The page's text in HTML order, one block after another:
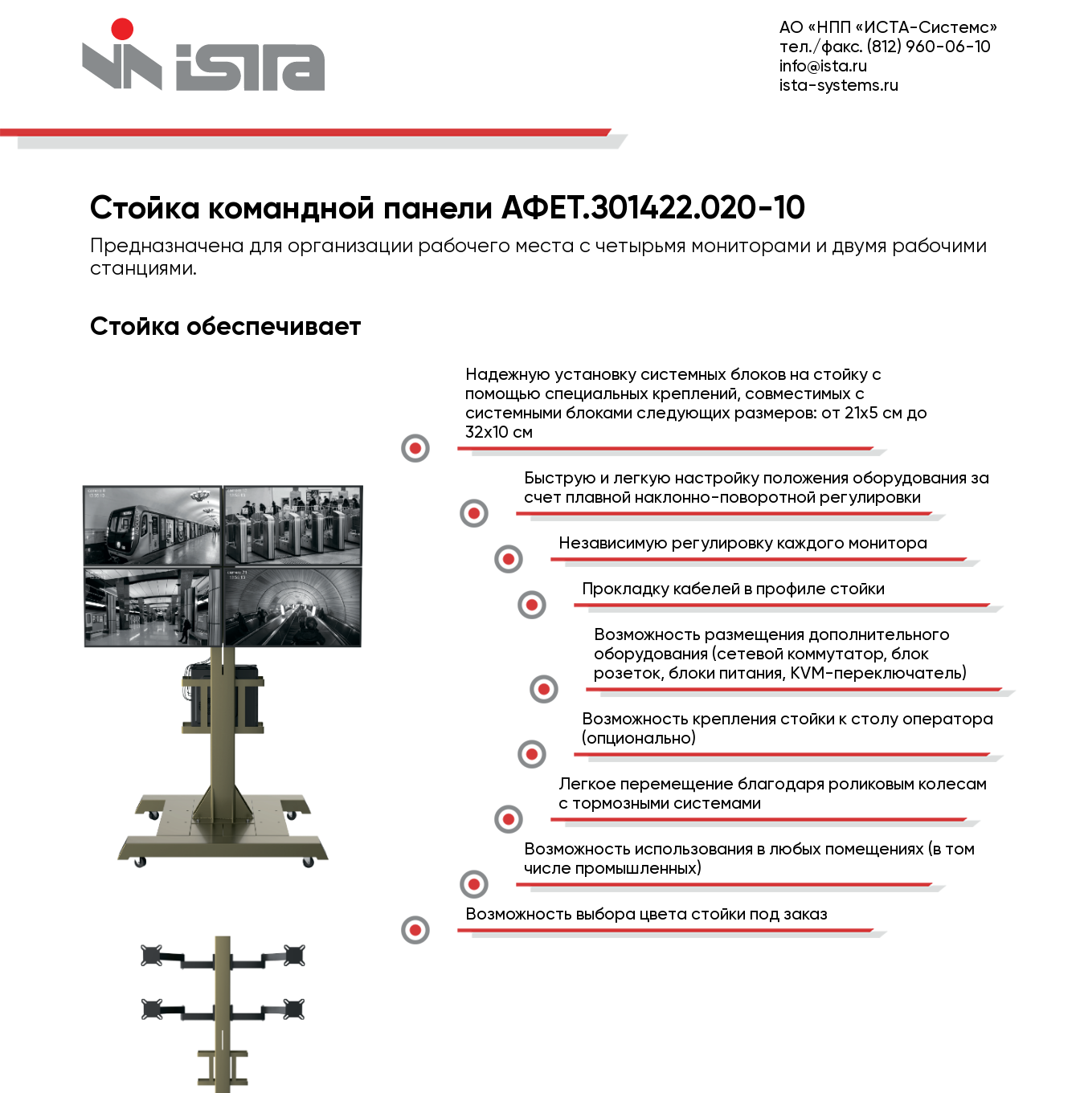
АО «НПП «ИСТА-Системс»
тел./факс. (812) 960-06-10
info@ista.ru
ista-systems.ru
Стойка командной панели АФЕТ.З01422.020-10
Предназначена для организации рабочего места с четырьмя мониторами и двумя рабочими
станциями.
Стойка обеспечивает
Надежную установку системных блоков на стойку с
помощью специальных креплений, совместимых с
системными блоками следующих размеров: от 21х5 см до
32х10 см
Быструю и легкую настройку положения оборудования за
счет плавной наклонно-поворотной регулировки
Независимую регулировку каждого монитора
Прокладку кабелей в профиле стойки
Возможность размещения дополнительного
оборудования (сетевой коммутатор, блок
розеток, блоки питания, KVM-переключатель)
Возможность крепления стойки к столу оператора
(опционально)
Легкое перемещение благодаря роликовым колесам
с тормозными системами
Возможность использования в любых помещениях (в том
числе промышленных)
Возможность выбора цвета стойки под заказ